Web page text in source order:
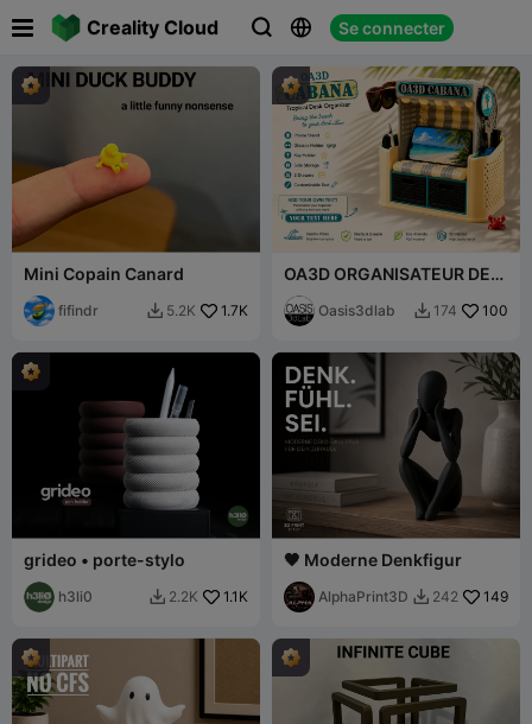
Creality Cloud   Se connecter
 
Mini Copain Canard
fifindr  5.2K 1.7K
OA3D ORGANISATEUR DE
BUREAU CABANA
Oasis3dlab  174 100
grideo • porte-stylo
h3li0  2.2K 1.1K
🖤 Moderne Denkfigur
AlphaPrint3D  242 149